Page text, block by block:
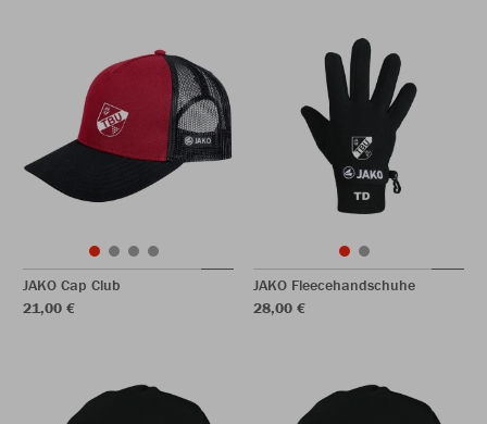
JAKO Cap Club
21,00 €
JAKO Fleecehandschuhe
28,00 €